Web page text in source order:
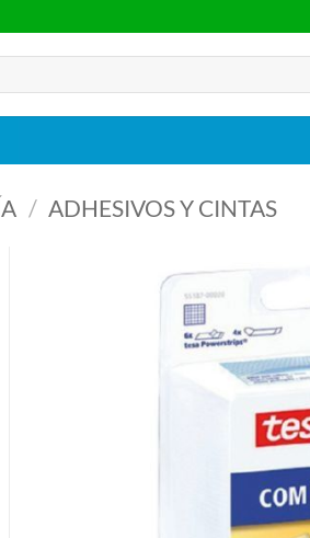
/ ADHESIVOS Y CINTAS